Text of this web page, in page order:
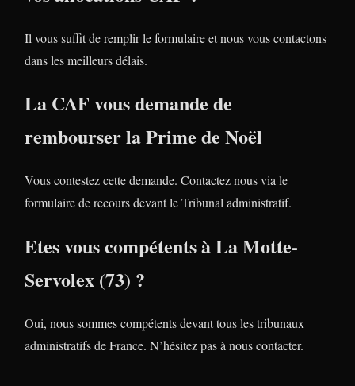
Il vous suffit de remplir le formulaire et nous vous contactons
dans les meilleurs délais.
La CAF vous demande de
rembourser la Prime de Noël
Vous contestez cette demande. Contactez nous via le
formulaire de recours devant le Tribunal administratif.
Etes vous compétents à La Motte-
Servolex (73) ?
Oui, nous sommes compétents devant tous les tribunaux
administratifs de France. N’hésitez pas à nous contacter.